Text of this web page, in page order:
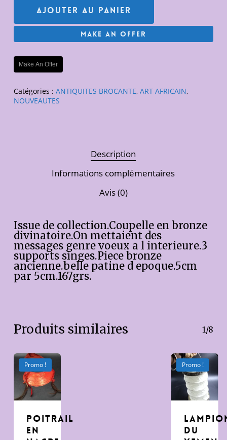
Ajouter Au Panier
Make An Offer
Make An Offer
Catégories : ANTIQUITES BROCANTE, ART AFRICAIN,
NOUVEAUTES
Description
Informations complémentaires
Avis (0)
Issue de collection.Coupelle en bronze
divinatoire.On mettaient des
messages genre voeux a l interieure.3
supports singes.Piece bronze
ancienne.belle patine d epoque.5cm
par 5cm.167grs.
Produits similaires 1/8
Promo !
poitrail
en
Promo !
du